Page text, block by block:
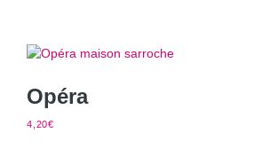
Opéra
4,20€